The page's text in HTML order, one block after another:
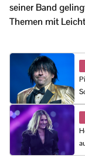
seiner Band
Themen mit